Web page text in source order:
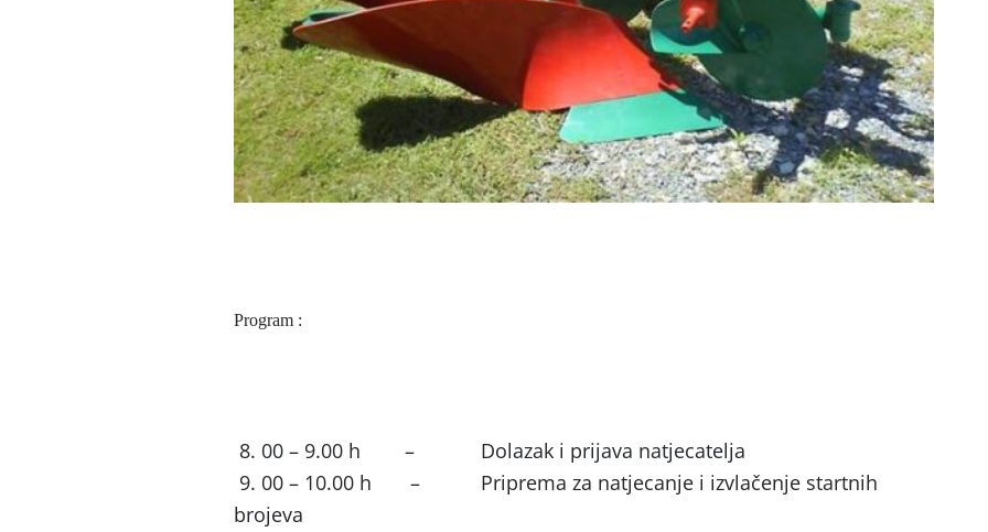
Program :
8. 00 – 9.00 h – Dolazak i prijava natjecatelja
9. 00 – 10.00 h – Priprema za natjecanje i izvlačenje startnih
brojeva